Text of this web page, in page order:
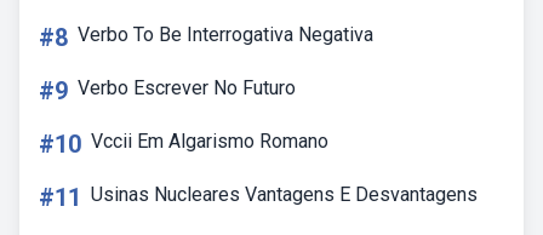
#8 Verbo To Be Interrogativa Negativa
#9 Verbo Escrever No Futuro
#10 Vccii Em Algarismo Romano
#11 Usinas Nucleares Vantagens E Desvantagens